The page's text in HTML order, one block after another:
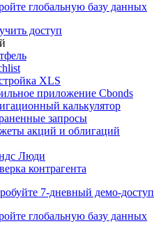
глобальную базу данных
доступ
XLS
приложение Cbonds
калькулятор
запросы
акций и облигаций
Люди
контрагента
7-дневный демо-доступ
глобальную базу данных